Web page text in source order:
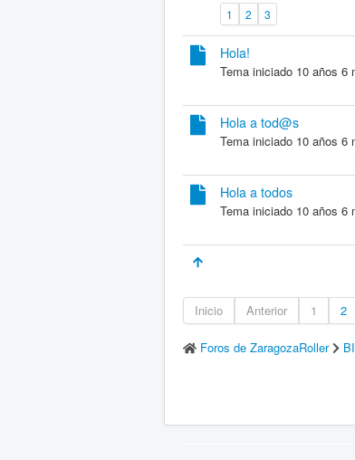
1 2 3
Hola!
Tema iniciado 10 años 6
Hola a tod@s
Tema iniciado 10 años 6
Hola a todos
Tema iniciado 10 años 6
Inicio Anterior 1 2
Foros de ZaragozaRoller